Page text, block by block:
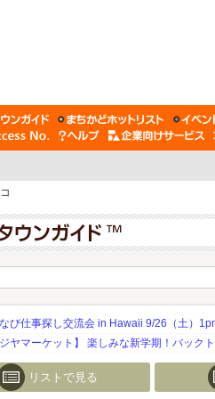
び仕事探し交流会 in Hawaii 9/26（土）
ジヤマーケット】 楽しみな新学期！バック
リストで見る